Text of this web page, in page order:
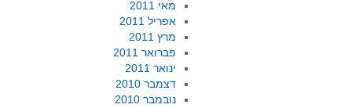
מאי 2011
אפריל 2011
מרץ 2011
פברואר 2011
ינואר 2011
דצמבר 2010
נובמבר 2010